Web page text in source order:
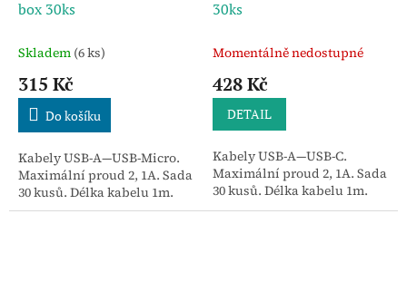
box 30ks
Skladem (6 ks)
315 Kč
Do košíku
Kabely USB-A—USB-Micro.
Maximální proud 2, 1A. Sada
30 kusů. Délka kabelu 1m.
30ks
Momentálně nedostupné
428 Kč
DETAIL
Kabely USB-A—USB-C.
Maximální proud 2, 1A. Sada
30 kusů. Délka kabelu 1m.